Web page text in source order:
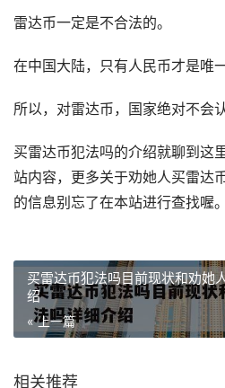
雷达币一定是不合法的。
在中国大陆，只有人民币才是唯
所以，对雷达币，国家绝对不会
买雷达币犯法吗的介绍就聊到这
站内容，更多关于劝她人买雷达
的信息别忘了在本站进行查找喔。
买雷达币犯法吗目前现状和劝她
绍
« 上一篇
相关推荐